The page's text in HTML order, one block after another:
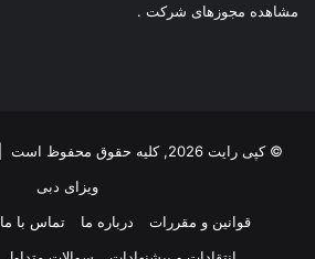
مشاهده مجوزهای شرکت .
© کپی رایت 2026, کلیه حقوق محفوظ است |
ویزای دبی
قوانین و مقررات
درباره ما تماس با ما